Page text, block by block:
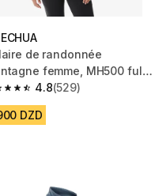
de randonnée
femme, MH500 full
blanc 4.8
out of 5 stars from 529
(529)
DZD